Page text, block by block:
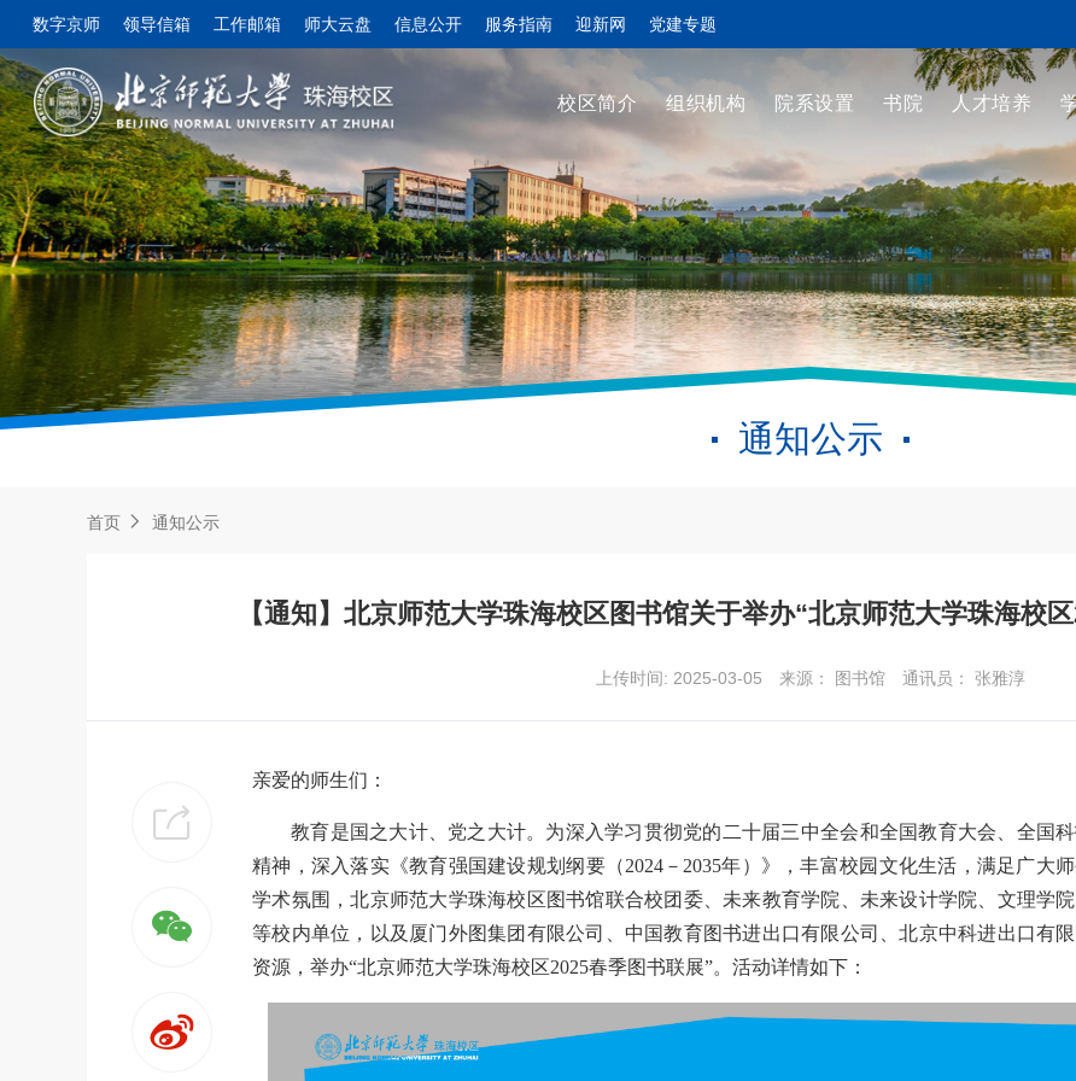
数字京师 领导信箱 工作邮箱 师大云盘 信息公开 服务指南 迎新网 党建专题
校区简介 组织机构 院系设置 书院 人才培养
通知公示
首页 通知公示
【通知】北京师范大学珠海校区图书馆关于举办“北京师范大学珠海校
上传时间: 2025-03-05 来源： 图书馆 通讯员： 张雅淳
亲爱的师生们：
教育是国之大计、党之大计。为深入学习贯彻党的二十届三中全会和全国教育大会、全国
精神，深入落实《教育强国建设规划纲要（2024－2035年）》，丰富校园文化生活，满足广大
学术氛围，北京师范大学珠海校区图书馆联合校团委、未来教育学院、未来设计学院、文理学
等校内单位，以及厦门外图集团有限公司、中国教育图书进出口有限公司、北京中科进出口有
资源，举办“北京师范大学珠海校区2025春季图书联展”。活动详情如下：